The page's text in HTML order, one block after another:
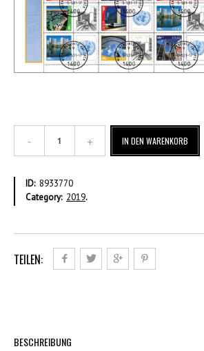
Wien
Menge
IN DEN WARENKORB
ID: 8933770
Category: 2019.
TEILEN:
BESCHREIBUNG